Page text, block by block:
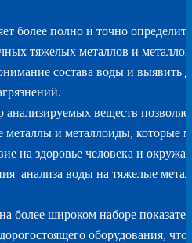
более полно и точно
тяжелых металлов и
состава воды и выявить
веществ
и металлоиды, которые
на здоровье человека и
анализа воды на тяжелые
более широком наборе
оборудования,